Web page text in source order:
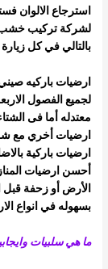
استرجاع الالوان
لشركة تركيب خشب
بالتالي في كل
ارضيات باركيه
لجميع الفصول
معتدله أما فى
ارضيات أخري مع
ارضيات باركية
أحسن ارضيات
الأرض أو زحفة
بسهوله في انواع
ما هي سلبيات